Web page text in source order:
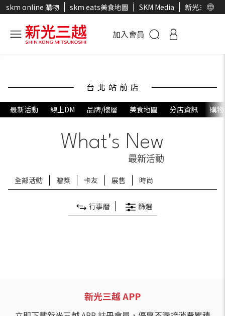
skm online 購物 skm eats美食地圖 SKM Media 新光三越官
加入會員
台北站前店
最新活動 線上DM 品牌/樓層 美食地圖 分店資訊 購
What's New
最新活動
全部活動 贈獎 卡友 展售 時尚
行事曆 篩選
新光三越 APP